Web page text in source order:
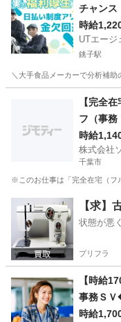
チャン
少なめ
時給
UTエージ
銚子駅
＼大手食品メーカーで分析補
銚子駅
【完全
フ（事務
／週20
OK
時給
株式会社
千葉市
※このお仕事は「完全在宅（フ
千葉 千葉市 一般事務
【求】
状態が悪
プリフラ
【時給
事務Ｓ
時給